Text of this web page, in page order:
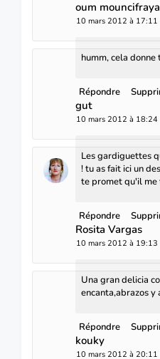
oum
10 mars 2012 à 17:11
humm, cela
Répondre
gut
10 mars 2012 à 18:24
Les gardiguettes
! tu as fait ici un
te promet qu'il me
Répondre
Rosita Vargas
10 mars 2012 à 19:13
Una gran delicia
encanta,abrazos y
Répondre
kouky
10 mars 2012 à 20:11